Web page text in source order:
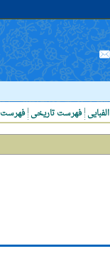
فهرست فهرست تاریخی